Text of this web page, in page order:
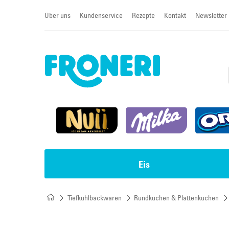
Über uns Kundenservice Rezepte Kontakt Newsletter
Eis
Tiefkühlbackwaren Rundkuchen & Plattenkuchen